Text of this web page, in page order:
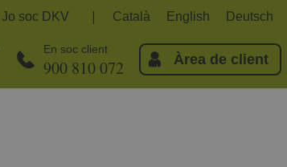
Jo soc DKV Català English Deutsch
En soc client
900 810 072 Àrea de client